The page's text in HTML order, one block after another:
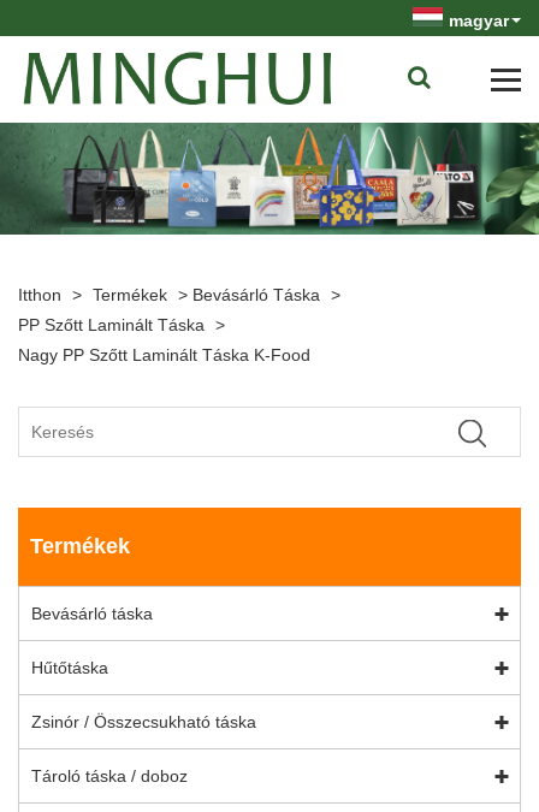
magyar
Itthon > Termékek > Bevásárló Táska >
PP Szőtt Laminált Táska >
Nagy PP Szőtt Laminált Táska K-Food
Termékek
Bevásárló táska
Hűtőtáska
Zsinór / Összecsukható táska
Tároló táska / doboz